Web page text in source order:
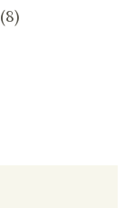
(8)